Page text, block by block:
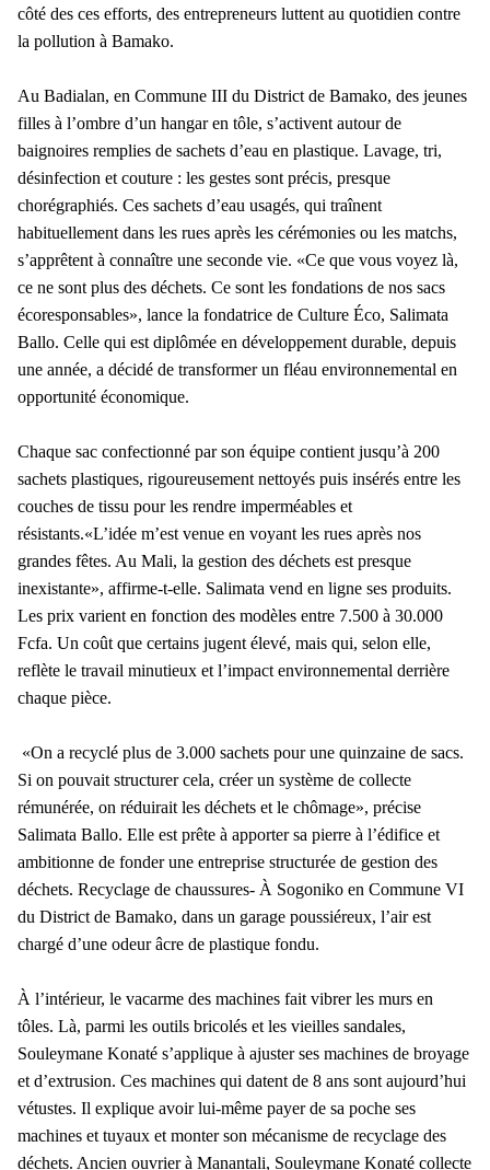
côté des ces efforts, des entrepreneurs luttent au quotidien contre
la pollution à Bamako.
Au Badialan, en Commune III du District de Bamako, des jeunes
filles à l’ombre d’un hangar en tôle, s’activent autour de
baignoires remplies de sachets d’eau en plastique. Lavage, tri,
désinfection et couture : les gestes sont précis, presque
chorégraphiés. Ces sachets d’eau usagés, qui traînent
habituellement dans les rues après les cérémonies ou les matchs,
s’apprêtent à connaître une seconde vie. «Ce que vous voyez là,
ce ne sont plus des déchets. Ce sont les fondations de nos sacs
écoresponsables», lance la fondatrice de Culture Éco, Salimata
Ballo. Celle qui est diplômée en développement durable, depuis
une année, a décidé de transformer un fléau environnemental en
opportunité économique.
Chaque sac confectionné par son équipe contient jusqu’à 200
sachets plastiques, rigoureusement nettoyés puis insérés entre les
couches de tissu pour les rendre imperméables et
résistants.«L’idée m’est venue en voyant les rues après nos
grandes fêtes. Au Mali, la gestion des déchets est presque
inexistante», affirme-t-elle. Salimata vend en ligne ses produits.
Les prix varient en fonction des modèles entre 7.500 à 30.000
Fcfa. Un coût que certains jugent élevé, mais qui, selon elle,
reflète le travail minutieux et l’impact environnemental derrière
chaque pièce.
«On a recyclé plus de 3.000 sachets pour une quinzaine de sacs.
Si on pouvait structurer cela, créer un système de collecte
rémunérée, on réduirait les déchets et le chômage», précise
Salimata Ballo. Elle est prête à apporter sa pierre à l’édifice et
ambitionne de fonder une entreprise structurée de gestion des
déchets. Recyclage de chaussures- À Sogoniko en Commune VI
du District de Bamako, dans un garage poussiéreux, l’air est
chargé d’une odeur âcre de plastique fondu.
À l’intérieur, le vacarme des machines fait vibrer les murs en
tôles. Là, parmi les outils bricolés et les vieilles sandales,
Souleymane Konaté s’applique à ajuster ses machines de broyage
et d’extrusion. Ces machines qui datent de 8 ans sont aujourd’hui
vétustes. Il explique avoir lui-même payer de sa poche ses
machines et tuyaux et monter son mécanisme de recyclage des
déchets. Ancien ouvrier à Manantali, Souleymane Konaté collecte